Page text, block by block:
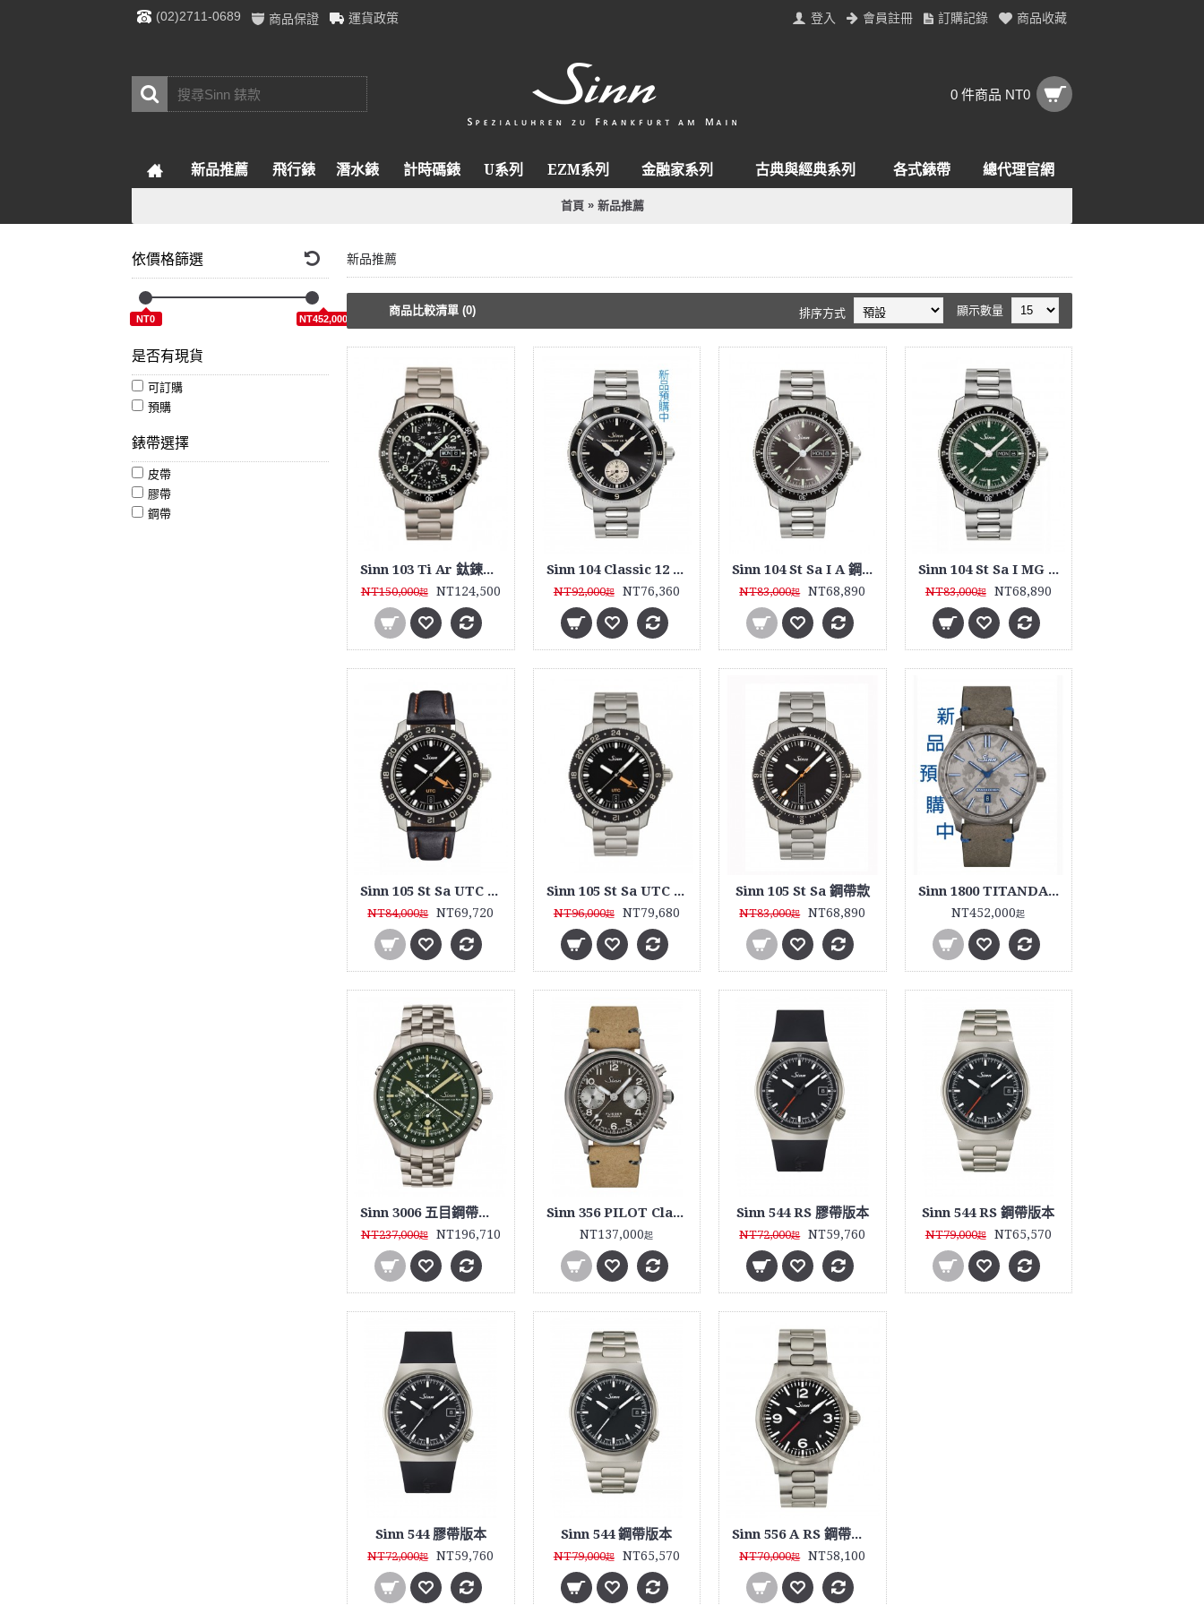
(02)2711-0689 商品保證 運貨政策 登入 會員註冊 訂購記錄 商品收藏
0 件商品 NT0
新品推薦 飛行錶 潛水錶 計時碼錶 U系列 EZM系列 金融家系列 古典與經典系列 各式錶帶 總代理官網
首頁» 新品推薦
依價格篩選
NT0 NT452,000
是否有現貨
可訂購
預購
錶帶選擇
皮帶
膠帶
鋼帶
新品推薦
商品比較清單 (0) 顯示數量
排序方式
Sinn 103 Ti Ar 鈦鍊帶款
NT150,000起 NT124,500
Sinn 104 Classic 12 鋼帶款式
NT92,000起 NT76,360
Sinn 104 St Sa I A 鋼帶款
NT83,000起 NT68,890
Sinn 104 St Sa I MG 鋼帶款式
NT83,000起 NT68,890
Sinn 105 St Sa UTC 皮帶款
NT84,000起 NT69,720
Sinn 105 St Sa UTC 鋼帶款
NT96,000起 NT79,680
Sinn 105 St Sa 鋼帶款
NT83,000起 NT68,890
Sinn 1800 TITANDAMASZENER 鈦合金大馬士革套裝
NT452,000起
Sinn 3006 五目鋼帶款式
NT237,000起 NT196,710
Sinn 356 PILOT Classic Anniversary限量套裝
NT137,000起
Sinn 544 RS 膠帶版本
NT72,000起 NT59,760
Sinn 544 RS 鋼帶版本
NT79,000起 NT65,570
Sinn 544 膠帶版本
NT72,000起 NT59,760
Sinn 544 鋼帶版本
NT79,000起 NT65,570
Sinn 556 A RS 鋼帶版本
NT70,000起 NT58,100